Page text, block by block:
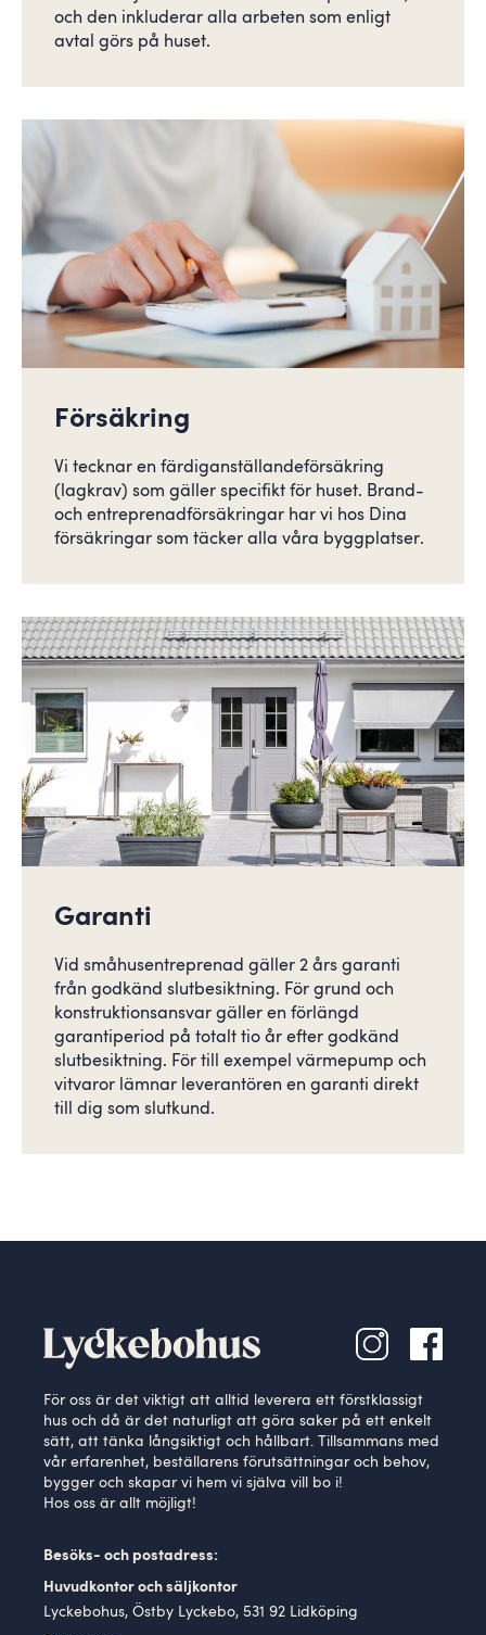
och den inkluderar alla arbeten som enligt
avtal görs på huset.
Försäkring
Vi tecknar en färdiganställandeförsäkring
(lagkrav) som gäller specifikt för huset. Brand-
och entreprenadförsäkringar har vi hos Dina
försäkringar som täcker alla våra byggplatser.
Garanti
Vid småhusentreprenad gäller 2 års garanti
från godkänd slutbesiktning. För grund och
konstruktionsansvar gäller en förlängd
garantiperiod på totalt tio år efter godkänd
slutbesiktning. För till exempel värmepump och
vitvaror lämnar leverantören en garanti direkt
till dig som slutkund.
För oss är det viktigt att alltid leverera ett förstklassigt
hus och då är det naturligt att göra saker på ett enkelt
sätt, att tänka långsiktigt och hållbart. Tillsammans med
vår erfarenhet, beställarens förutsättningar och behov,
bygger och skapar vi hem vi själva vill bo i!
Hos oss är allt möjligt!
Besöks- och postadress:
Huvudkontor och säljkontor
Lyckebohus, Östby Lyckebo, 531 92 Lidköping